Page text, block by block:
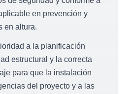
en prevención y
en altura.
a la planificación
estructural y la correcta
para que la instalación
del proyecto y a las